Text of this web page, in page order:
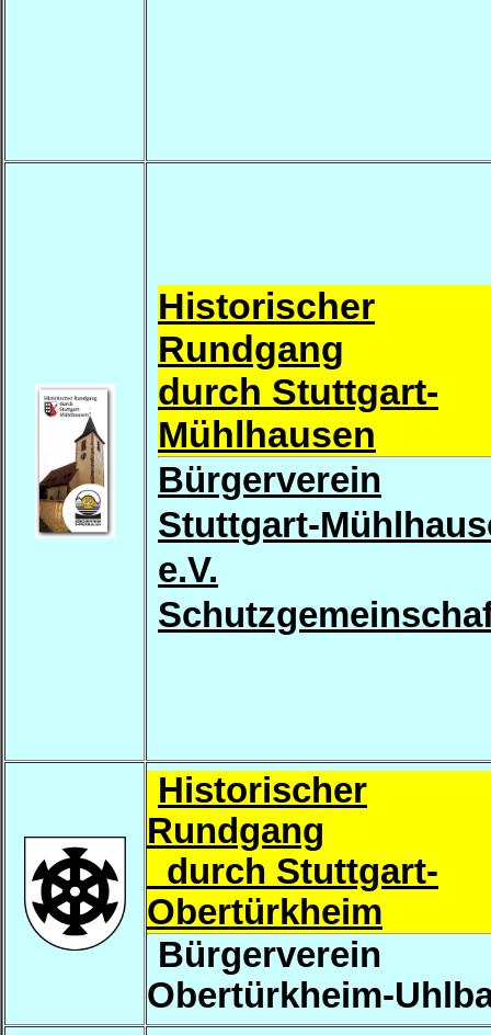
Historischer
Rundgang
durch Stuttgart-
Mühlhausen
Bürgerverein
Stuttgart-
e.V.
Historischer
Rundgang
durch Stuttgart-
Obertürkheim
Bürgerverein
Obertürkheim-